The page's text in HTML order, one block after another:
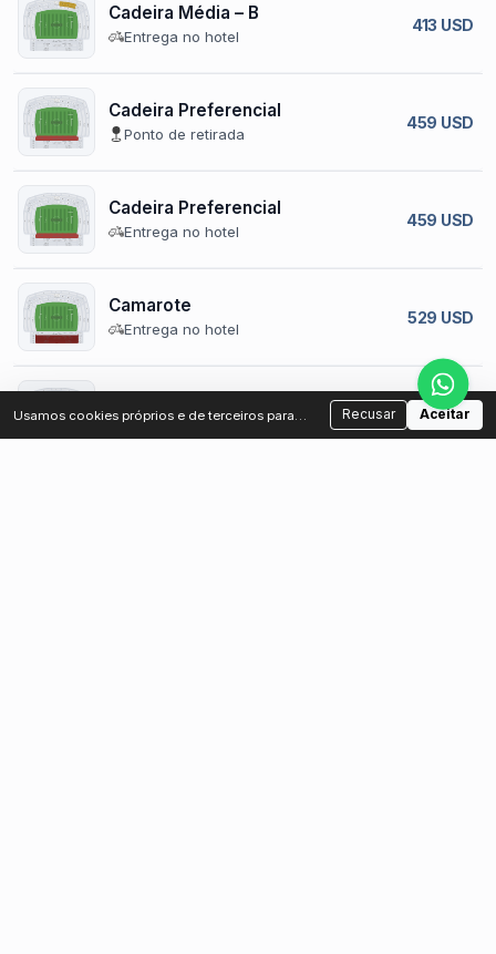
Cadeira Média – B
Entrega no hotel
413 USD
Cadeira Preferencial
Ponto de retirada
459 USD
Cadeira Preferencial
Entrega no hotel
459 USD
Camarote
Entrega no hotel
529 USD
Ponto de retirada
589 USD
Usamos cookies próprios e de terceiros para
Recusar Aceitar